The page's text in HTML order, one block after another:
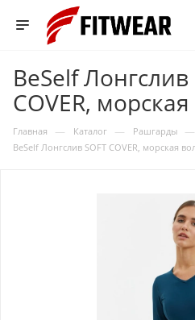
BeSelf Лонгслив
COVER,
Главная — Каталог — Рашгарды —
BeSelf Лонгслив SOFT COVER, морская